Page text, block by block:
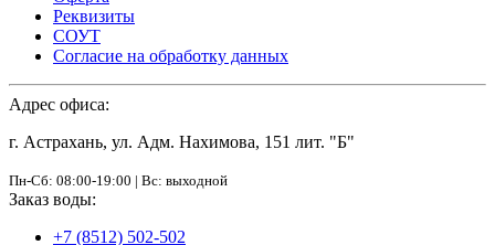
Реквизиты
СОУТ
Согласие на обработку данных
Адрес офиса:
г. Астрахань, ул. Адм. Нахимова, 151 лит. "Б"
Пн-Сб: 08:00-19:00 | Вс: выходной
Заказ воды:
+7 (8512) 502-502